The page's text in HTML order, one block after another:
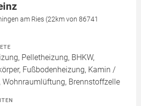
am Ries (22km von 86741
Pelletheizung, BHKW,
Fußbodenheizung, Kamin /
Wohnraumlüftung, Brennstoffzelle